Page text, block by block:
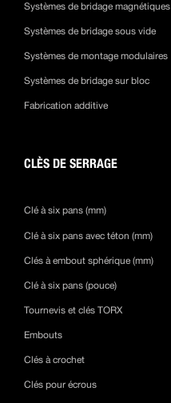
Systèmes de bridage magnétiques
Systèmes de bridage sous vide
Systèmes de montage modulaires
Systèmes de bridage sur bloc
Fabrication additive
CLÈS DE SERRAGE
Clé à six pans (mm)
Clé à six pans avec téton (mm)
Clés à embout sphérique (mm)
Clé à six pans (pouce)
Tournevis et clés TORX
Embouts
Clés à crochet
Clés pour écrous